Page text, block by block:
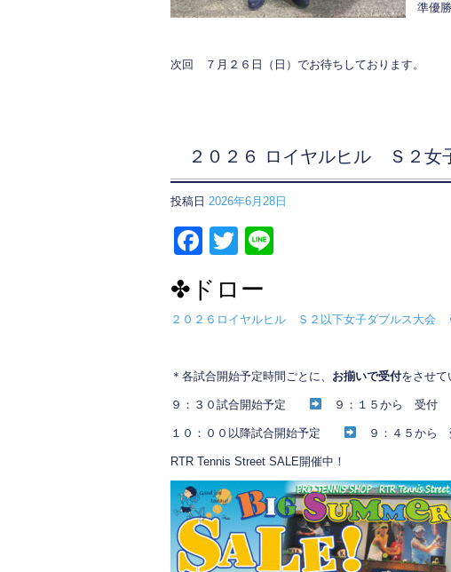
準優
次回 ７月２６日（日）でお待ちしております。
２０２６ ロイヤルヒル Ｓ２
投稿日 2026年6月28日
F
c
e
o
o
k
T
tt
er
✤ドロー
２０２６ロイヤルヒル Ｓ２以下女子ダブルス大会
＊各試合開始予定時間ごとに、 お揃いで受付をさせて
９：３０試合開始予定 ９：１５から 受付
１０：００以降試合開始予定 ９：４５から
RTR Tennis Street SALE開催中！